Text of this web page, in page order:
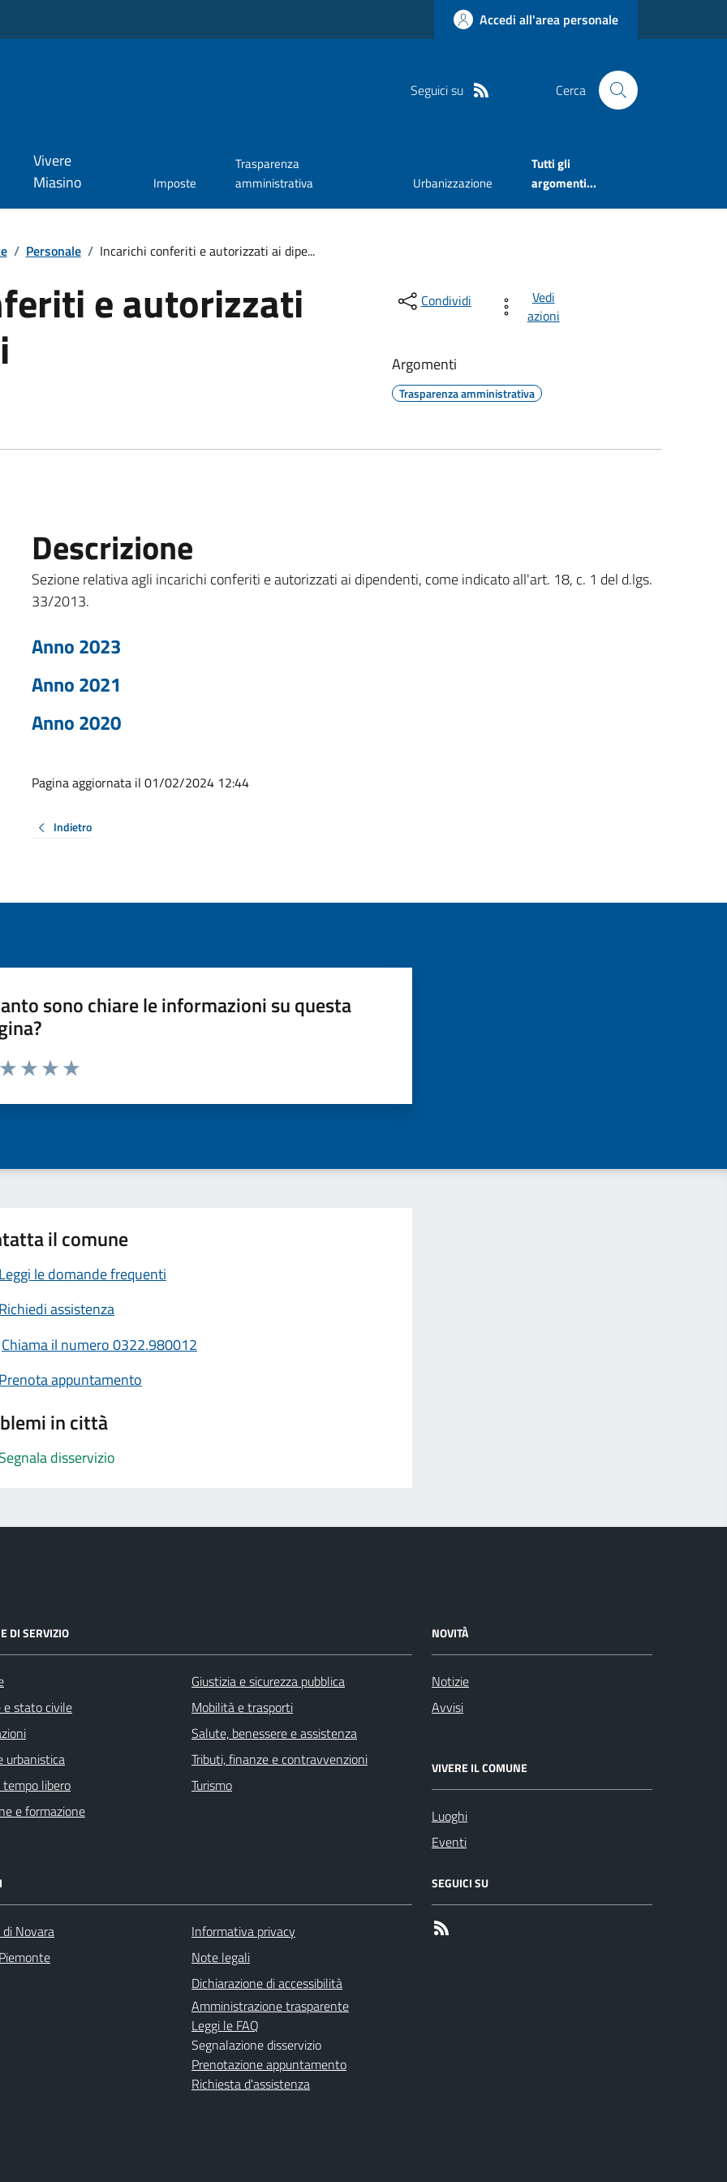
Accedi all'area personale
Seguici su Cerca
Vivere
Miasino
Imposte
Trasparenza
amministrativa
Urbanizzazione
Tutti gli
argomenti...
/ Personale / Incarichi conferiti e autorizzati ai dipe...
e autorizzati Condividi
Vedi
azioni
Argomenti
Trasparenza amministrativa
Descrizione
Sezione relativa agli incarichi conferiti e autorizzati ai dipendenti, come indicato all'art. 18, c. 1 del d.lgs.
33/2013.
Anno 2023
Anno 2021
Anno 2020
Pagina aggiornata il 01/02/2024 12:44
Indietro
sono chiare le informazioni su questa
da 1 a 5 stelle la pagina
il comune
Leggi le domande frequenti
Richiedi assistenza
Chiama il numero 0322.980012
Prenota appuntamento
in città
Segnala disservizio
DI SERVIZIO
e stato civile
urbanistica
libero
e formazione
Giustizia e sicurezza pubblica
Mobilità e trasporti
Salute, benessere e assistenza
Tributi, finanze e contravvenzioni
Turismo
NOVITÀ
Notizie
Avvisi
VIVERE IL COMUNE
Luoghi
Eventi
Novara
Informativa privacy
Note legali
Dichiarazione di accessibilità
Amministrazione trasparente
Leggi le FAQ
Segnalazione disservizio
Prenotazione appuntamento
Richiesta d'assistenza
SEGUICI SU